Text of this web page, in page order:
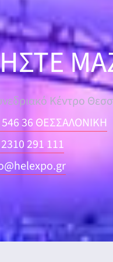
Κέντρο
546 36 ΘΕΣΣΑΛΟΝΙΚΗ
291 111